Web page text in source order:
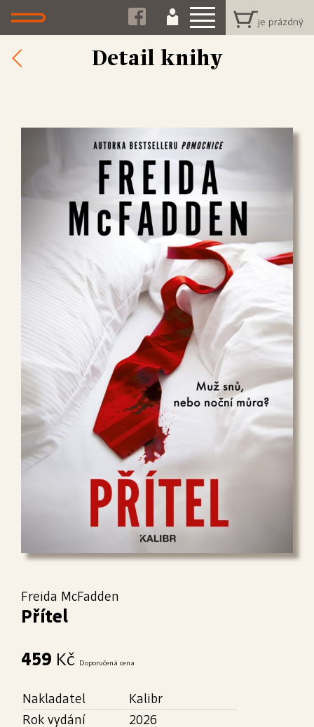
Detail knihy
Freida McFadden
Přítel
459 Kč Doporučená cena
Nakladatel
Kalibr
Rok vydání
2026